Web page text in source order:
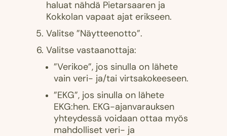
haluat nähdä Pietarsaaren ja
Kokkolan vapaat ajat erikseen.
Valitse ”Näytteenotto”.
Valitse vastaanottaja:
”Verikoe”, jos sinulla on lähete
vain veri- ja/tai virtsakokeeseen.
”EKG”, jos sinulla on lähete
EKG:hen. EKG-ajanvarauksen
yhteydessä voidaan ottaa myös
mahdolliset veri- ja